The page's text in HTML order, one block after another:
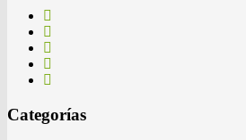
Categorías